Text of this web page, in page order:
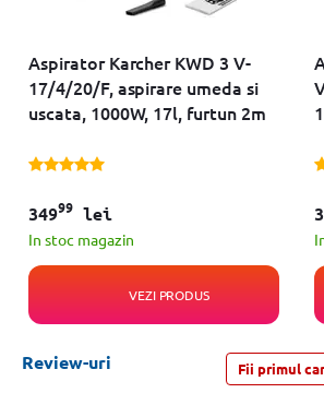
Aspirator Karcher KWD 3 V-
17/4/20/F, aspirare umeda si
uscata, 1000W, 17l, furtun 2m
34999lei
In stoc magazin
VEZI PRODUS
Fii primul
Review-uri